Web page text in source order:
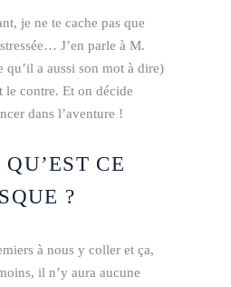
je ne te cache pas que
J’en parle à M.
qu’il a aussi son mot à dire)
le contre. Et on décide
dans l’aventure !
CE
?
à nous y coller et ça,
il n’y aura aucune